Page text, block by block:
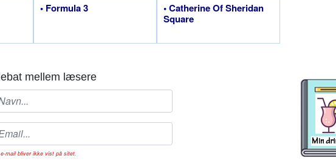
• Formula 3
• Catherine Of Sheridan
Square
mellem læsere
mail bliver ikke vist på sitet.